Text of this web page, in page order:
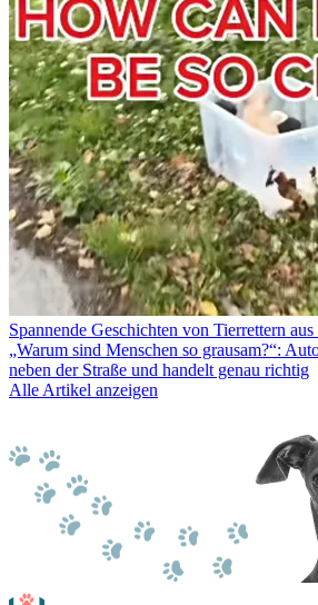
Spannende Geschichten von Tierrettern
„Warum sind Menschen so grausam?“:
neben der Straße und handelt genau richtig
Alle Artikel anzeigen